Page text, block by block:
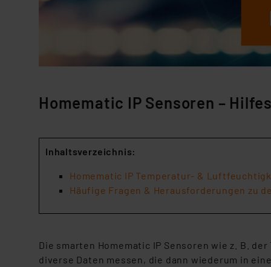
Homematic IP Sensoren –
Inhaltsverzeichnis:
Homematic IP Temperatur- &
Häufige Fragen & Herausforderungen zu
Die smarten Homematic IP Sensoren wie z. B.
diverse Daten messen, die dann wiederum in